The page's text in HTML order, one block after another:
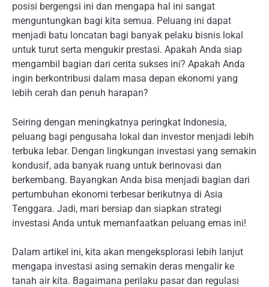
posisi bergengsi ini dan mengapa hal ini sangat
menguntungkan bagi kita semua. Peluang ini dapat
menjadi batu loncatan bagi banyak pelaku bisnis lokal
untuk turut serta mengukir prestasi. Apakah Anda siap
mengambil bagian dari cerita sukses ini? Apakah Anda
ingin berkontribusi dalam masa depan ekonomi yang
lebih cerah dan penuh harapan?
Seiring dengan meningkatnya peringkat Indonesia,
peluang bagi pengusaha lokal dan investor menjadi lebih
terbuka lebar. Dengan lingkungan investasi yang semakin
kondusif, ada banyak ruang untuk berinovasi dan
berkembang. Bayangkan Anda bisa menjadi bagian dari
pertumbuhan ekonomi terbesar berikutnya di Asia
Tenggara. Jadi, mari bersiap dan siapkan strategi
investasi Anda untuk memanfaatkan peluang emas ini!
Dalam artikel ini, kita akan mengeksplorasi lebih lanjut
mengapa investasi asing semakin deras mengalir ke
tanah air kita. Bagaimana perilaku pasar dan regulasi